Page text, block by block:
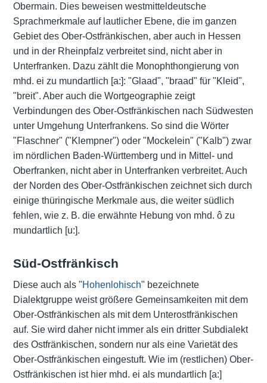
Obermain. Dies beweisen westmitteldeutsche
Sprachmerkmale auf lautlicher Ebene, die im ganzen
Gebiet des Ober-Ostfränkischen, aber auch in Hessen
und in der Rheinpfalz verbreitet sind, nicht aber in
Unterfranken. Dazu zählt die Monophthongierung von
mhd. ei zu mundartlich [a:]: "Glaad", "braad" für "Kleid",
"breit". Aber auch die Wortgeographie zeigt
Verbindungen des Ober-Ostfränkischen nach Südwesten
unter Umgehung Unterfrankens. So sind die Wörter
"Flaschner" ("Klempner") oder "Mockelein" ("Kalb") zwar
im nördlichen Baden-Württemberg und in Mittel- und
Oberfranken, nicht aber in Unterfranken verbreitet. Auch
der Norden des Ober-Ostfränkischen zeichnet sich durch
einige thüringische Merkmale aus, die weiter südlich
fehlen, wie z. B. die erwähnte Hebung von mhd. ô zu
mundartlich [u:].
Süd-Ostfränkisch
Diese auch als "Hohenlohisch" bezeichnete
Dialektgruppe weist größere Gemeinsamkeiten mit dem
Ober-Ostfränkischen als mit dem Unterostfränkischen
auf. Sie wird daher nicht immer als ein dritter Subdialekt
des Ostfränkischen, sondern nur als eine Varietät des
Ober-Ostfränkischen eingestuft. Wie im (restlichen) Ober-
Ostfränkischen ist hier mhd. ei als mundartlich [a:]